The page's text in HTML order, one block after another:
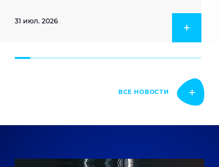
31 июл. 2026
ВСЕ НОВОСТИ